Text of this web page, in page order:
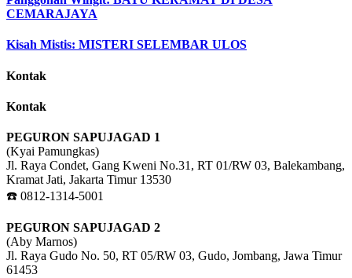
CEMARAJAYA
Kisah Mistis: MISTERI SELEMBAR ULOS
Kontak
Kontak
PEGURON SAPUJAGAD 1
(Kyai Pamungkas)
Jl. Raya Condet, Gang Kweni No.31, RT 01/RW 03, Balekambang,
Kramat Jati, Jakarta Timur 13530
☎️ 0812-1314-5001
PEGURON SAPUJAGAD 2
(Aby Marnos)
Jl. Raya Gudo No. 50, RT 05/RW 03, Gudo, Jombang, Jawa Timur
61453